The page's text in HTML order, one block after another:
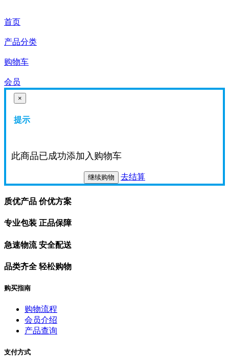
首页
产品分类
购物车
会员
×
提示
此商品已成功添加入购物车
继续购物 去结算
质优产品 价优方案
专业包装 正品保障
急速物流 安全配送
品类齐全 轻松购物
购买指南
购物流程
会员介绍
产品查询
支付方式